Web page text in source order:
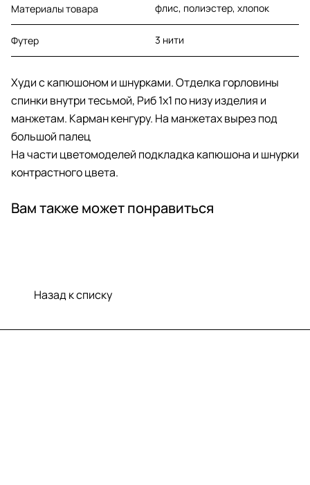
Материалы товара флис, полиэстер, хлопок
Футер 3 нити
Худи с капюшоном и шнурками. Отделка горловины
спинки внутри тесьмой, Риб 1х1 по низу изделия и
манжетам. Карман кенгуру. На манжетах вырез под
большой палец
На части цветомоделей подкладка капюшона и шнурки
контрастного цвета.
Вам также может понравиться
Назад к списку